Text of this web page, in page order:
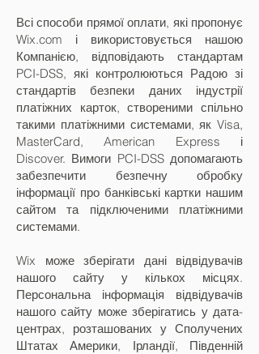
Всі способи прямої оплати, які пропонує
Wix.com і використовується нашою
Компанією, відповідають стандартам
PCI-DSS, які контролюються Радою зі
стандартів безпеки даних індустрії
платіжних карток, створеними спільно
такими платіжними системами, як Visa,
MasterCard, American Express і
Discover. Вимоги PCI-DSS допомагають
забезпечити безпечну обробку
інформації про банківські картки нашим
сайтом та підключеними платіжними
системами.
Wix може зберігати дані відвідувачів
нашого сайту у кількох місцях.
Персональна інформація відвідувачів
нашого сайту може зберігатись у дата-
центрах, розташованих у Сполучених
Штатах Америки, Ірландії, Південній